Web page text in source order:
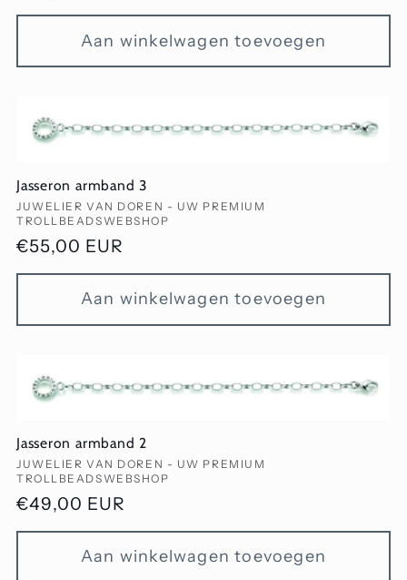
prijs
Aan winkelwagen toevoegen
Jasseron armband 3
Verkoper:
JUWELIER VAN DOREN - UW PREMIUM
TROLLBEADSWEBSHOP
Normale
prijs
€55,00 EUR
Aan winkelwagen toevoegen
Jasseron armband 2
Verkoper:
JUWELIER VAN DOREN - UW PREMIUM
TROLLBEADSWEBSHOP
Normale
prijs
€49,00 EUR
Aan winkelwagen toevoegen